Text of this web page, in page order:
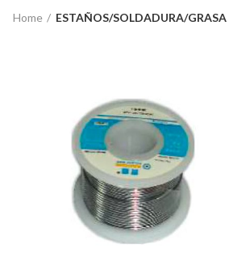
Home ESTAÑOS/SOLDADURA/GRASA